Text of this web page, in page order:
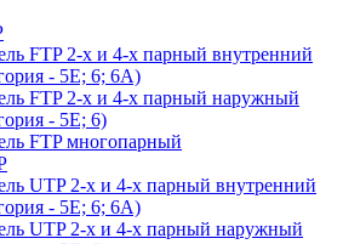
FTP 2-х и 4-х парный внутренний
- 5Е; 6; 6А)
FTP 2-х и 4-х парный наружный
- 5Е; 6)
FTP многопарный
UTP 2-х и 4-х парный внутренний
- 5Е; 6; 6А)
UTP 2-х и 4-х парный наружный